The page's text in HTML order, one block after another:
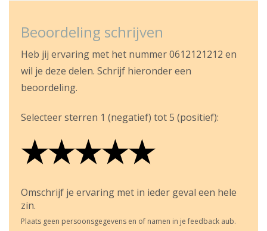
Beoordeling schrijven
Heb jij ervaring met het nummer 0612121212 en
wil je deze delen. Schrijf hieronder een
beoordeling.
Selecteer sterren 1 (negatief) tot 5 (positief):
★
★★
★★★
★★★★
★★★★★
Omschrijf je ervaring met in ieder geval een hele
zin.
Plaats geen persoonsgegevens en of namen in je feedback aub.